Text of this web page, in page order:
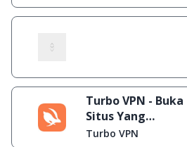
Turbo VPN - Buka
Situs Yang
Diblokir
Turbo VPN